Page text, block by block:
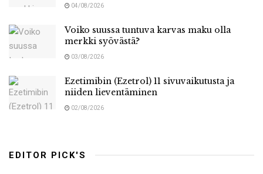
04/08/2026
Voiko suussa tuntuva karvas maku olla
merkki syövästä?
03/08/2026
Ezetimibin (Ezetrol) 11 sivuvaikutusta ja
niiden lieventäminen
02/08/2026
EDITOR PICK'S